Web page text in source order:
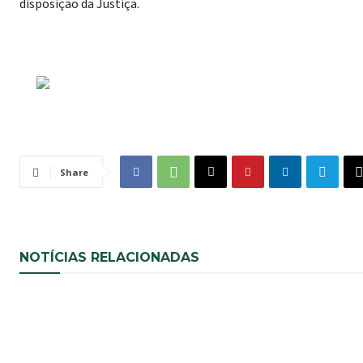
disposição da Justiça.
Share
NOTÍCIAS RELACIONADAS